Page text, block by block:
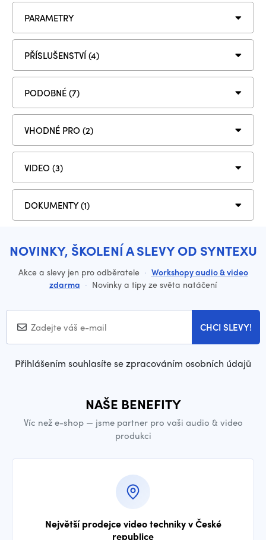
PARAMETRY
PŘÍSLUŠENSTVÍ (4)
PODOBNÉ (7)
VHODNÉ PRO (2)
VIDEO (3)
DOKUMENTY (1)
NOVINKY, ŠKOLENÍ A SLEVY OD SYNTEXU
Akce a slevy jen pro odběratele · Workshopy audio & video
zdarma · Novinky a tipy ze světa natáčení
CHCI SLEVY!
Přihlášením souhlasíte se zpracováním osobních údajů
NAŠE BENEFITY
Víc než e-shop — jsme partner pro vaši audio & video
produkci
Největší prodejce video techniky v České
republice